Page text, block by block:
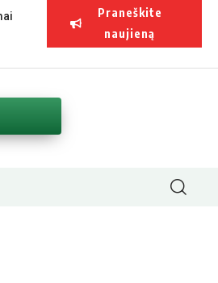
Praneškite
naujieną